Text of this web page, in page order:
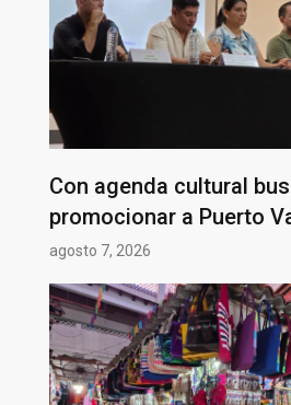
Con agenda cultural
promocionar a Puerto
agosto 7, 2026